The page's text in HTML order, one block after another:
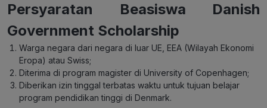
Persyaratan Beasiswa Danish
Government Scholarship
Warga negara dari negara di luar UE, EEA (Wilayah Ekonomi
Eropa) atau Swiss;
Diterima di program magister di University of Copenhagen;
Diberikan izin tinggal terbatas waktu untuk tujuan belajar
program pendidikan tinggi di Denmark.